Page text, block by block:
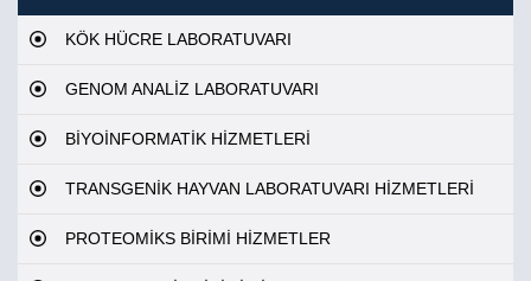
KÖK HÜCRE LABORATUVARI
GENOM ANALİZ LABORATUVARI
BİYOİNFORMATİK HİZMETLERİ
TRANSGENİK HAYVAN LABORATUVARI HİZMETLERİ
PROTEOMİKS BİRİMİ HİZMETLER